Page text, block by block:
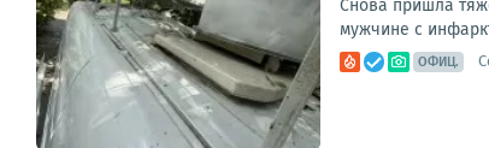
Снова пришла
мужчине с
ОФИЦ.